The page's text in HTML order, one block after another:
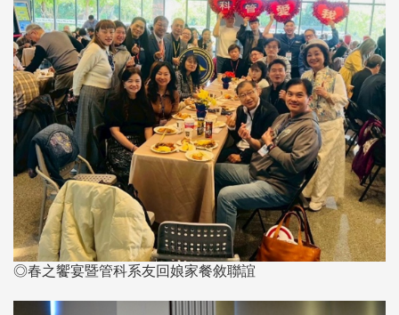
◎春之饗宴暨管科系友回娘家餐敘聯誼